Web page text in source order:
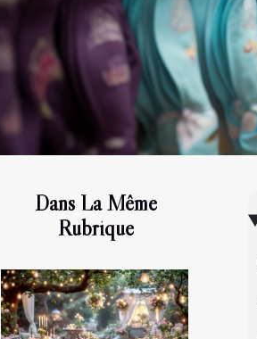
Dans La Même
Rubrique